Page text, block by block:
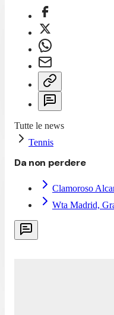
Tutte le news
Tennis
Da non perdere
Clamoroso
Wta Madrid,